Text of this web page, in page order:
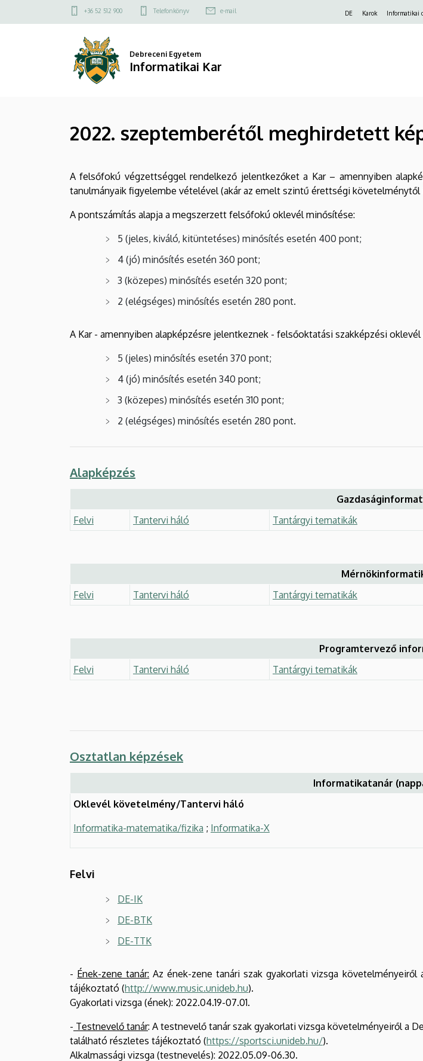
szeptemberétől
meghirdetett
képzések
Informatikai
a
Felső
menü
+36 52 512 900 Telefonkönyv e-mail DE Karok Informatikai
Debreceni Egyetem
Informatikai Kar
2022. szeptemberétől meghirdetett
A felsőfokú végzettséggel rendelkező jelentkezőket a Kar – amennyiben
tanulmányaik figyelembe vételével (akár az emelt szintű érettségi
A pontszámítás alapja a megszerzett felsőfokú oklevél minősítése:
5 (jeles, kiváló, kitüntetéses) minősítés esetén 400 pont;
4 (jó) minősítés esetén 360 pont;
3 (közepes) minősítés esetén 320 pont;
2 (elégséges) minősítés esetén 280 pont.
A Kar - amennyiben alapképzésre jelentkeznek - felsőoktatási szakképzési
5 (jeles) minősítés esetén 370 pont;
4 (jó) minősítés esetén 340 pont;
3 (közepes) minősítés esetén 310 pont;
2 (elégséges) minősítés esetén 280 pont.
Alapképzés
Felvi
Tantervi háló Tantárgyi tematikák
Felvi
Tantervi háló Tantárgyi tematikák
Programtervező
Felvi
Tantervi háló Tantárgyi tematikák
Osztatlan képzések
Informatikatanár
Oklevél követelmény/Tantervi háló
Informatika-matematika/fizika ; Informatika-X
Felvi
DE-IK
DE-BTK
DE-TTK
- Ének-zene tanár: Az ének-zene tanári szak gyakorlati vizsga
tájékoztató (http://www.music.unideb.hu).
Gyakorlati vizsga (ének): 2022.04.19-07.01.
- Testnevelő tanár: A testnevelő tanár szak gyakorlati vizsga követelményeiről a
található részletes tájékoztató (https://sportsci.unideb.hu/).
Alkalmassági vizsga (testnevelés): 2022.05.09-06.30.